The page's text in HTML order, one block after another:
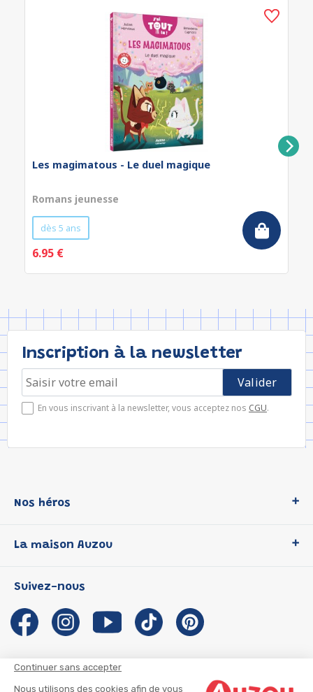
Continuer sans accepter
Nous utilisons des cookies afin de vous
Les magimatous - Le duel magique
Romans jeunesse
dès 5 ans
6.95 €
Inscription à la newsletter
En vous inscrivant à la newsletter, vous acceptez nos CGU.
Nos héros
P'tit Loup
Les Influenceuses
Migali
Petite Taupe
La maison Auzou
Notre histoire
Auzou s'engage
Auteurs et illustrateurs Auzou
Suivez-nous